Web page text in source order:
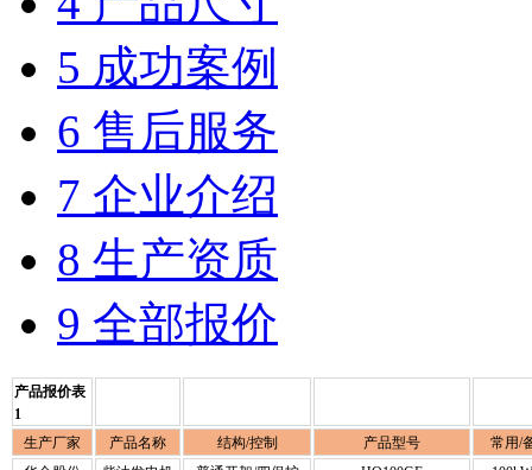
5 成功案例
6 售后服务
7 企业介绍
8 生产资质
9 全部报价
产品报价表
1
生产厂家
产品名称 结构/控制 产品型号
常用/